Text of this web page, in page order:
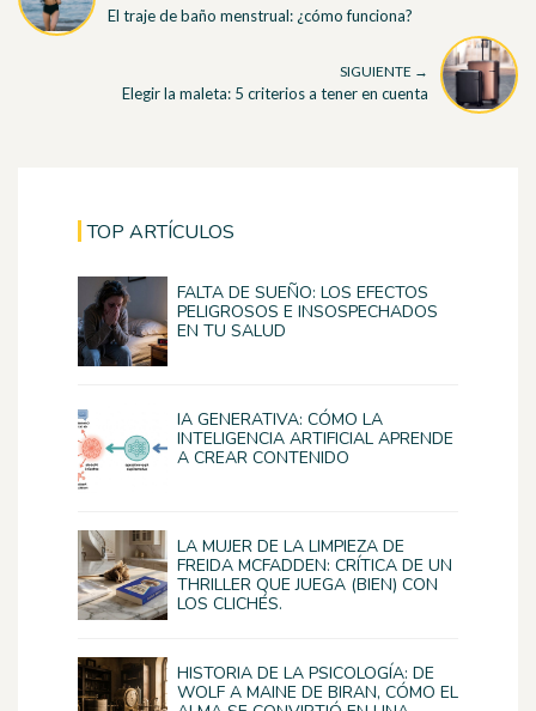
El traje de baño menstrual: ¿cómo funciona?
SIGUIENTE →
Elegir la maleta: 5 criterios a tener en cuenta
TOP ARTÍCULOS
FALTA DE SUEÑO: LOS EFECTOS
PELIGROSOS E INSOSPECHADOS
EN TU SALUD
IA GENERATIVA: CÓMO LA
INTELIGENCIA ARTIFICIAL APRENDE
A CREAR CONTENIDO
LA MUJER DE LA LIMPIEZA DE
FREIDA MCFADDEN: CRÍTICA DE UN
THRILLER QUE JUEGA (BIEN) CON
LOS CLICHÉS.
HISTORIA DE LA PSICOLOGÍA: DE
WOLF A MAINE DE BIRAN, CÓMO EL